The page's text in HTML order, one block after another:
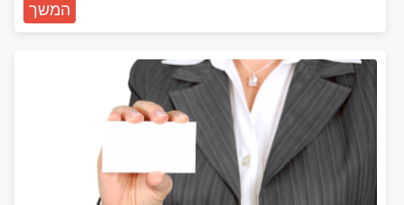
המשך